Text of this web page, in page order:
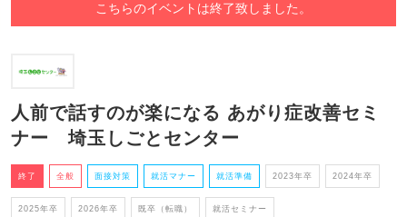
こちらのイベントは終了致しました。
人前で話すのが楽になる あがり症改善セミ
ナー 埼玉しごとセンター
終了 全般 面接対策 就活マナー 就活準備 2023年卒 2024年卒
2025年卒 2026年卒 既卒（転職） 就活セミナー